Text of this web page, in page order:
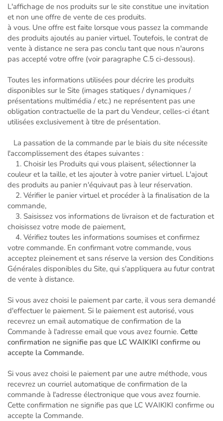
L'affichage de nos produits sur le site constitue une invitation
et non une offre de vente de ces produits.
à vous. Une offre est faite lorsque vous passez la commande
des produits ajoutés au panier virtuel. Toutefois, le contrat de
vente à distance ne sera pas conclu tant que nous n'aurons
pas accepté votre offre (voir paragraphe C.5 ci-dessous).
Toutes les informations utilisées pour décrire les produits
disponibles sur le Site (images statiques / dynamiques /
présentations multimédia / etc.) ne représentent pas une
obligation contractuelle de la part du Vendeur, celles-ci étant
utilisées exclusivement à titre de présentation.
La passation de la commande par le biais du site nécessite
l'accomplissement des étapes suivantes :
1. Choisir les Produits qui vous plaisent, sélectionner la
couleur et la taille, et les ajouter à votre panier virtuel. L'ajout
des produits au panier n'équivaut pas à leur réservation.
2. Vérifier le panier virtuel et procéder à la finalisation de la
commande,
3. Saisissez vos informations de livraison et de facturation et
choisissez votre mode de paiement,
4. Vérifiez toutes les informations soumises et confirmez
votre commande. En confirmant votre commande, vous
acceptez pleinement et sans réserve la version des Conditions
Générales disponibles du Site, qui s'appliquera au futur contrat
de vente à distance.
Si vous avez choisi le paiement par carte, il vous sera demandé
d'effectuer le paiement. Si le paiement est autorisé, vous
recevrez un email automatique de confirmation de la
Commande à l'adresse email que vous avez fournie. Cette
confirmation ne signifie pas que LC WAIKIKI confirme ou
accepte la Commande.
Si vous avez choisi le paiement par une autre méthode, vous
recevrez un courriel automatique de confirmation de la
commande à l'adresse électronique que vous avez fournie.
Cette confirmation ne signifie pas que LC WAIKIKI confirme ou
accepte la Commande.